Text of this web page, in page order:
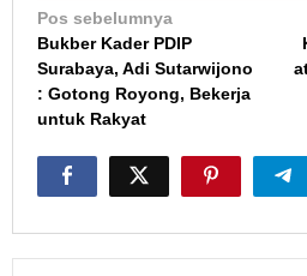
Navigasi
pos
Pos sebelumnya
Bukber Kader PDIP
Surabaya, Adi Sutarwijono
: Gotong Royong, Bekerja
untuk Rakyat